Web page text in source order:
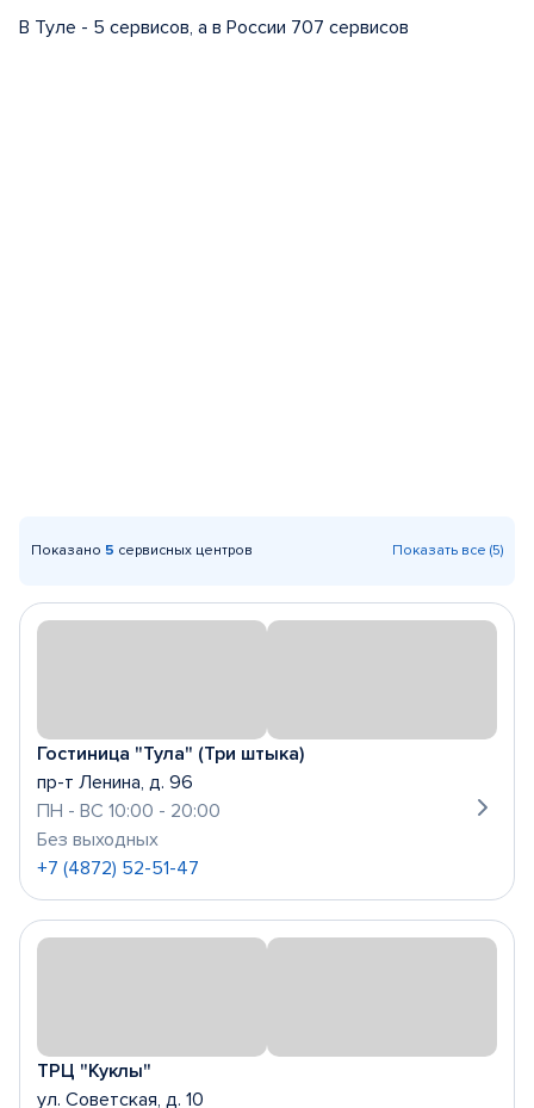
В Туле - 5 сервисов, а в России 707 сервисов
Показано 5 сервисных центров Показать все (5)
Гостиница "Тула" (Три штыка)
пр-т Ленина, д. 96
ПН - ВС 10:00 - 20:00
Без выходных
+7 (4872) 52-51-47
ТРЦ "Куклы"
ул. Советская, д. 10